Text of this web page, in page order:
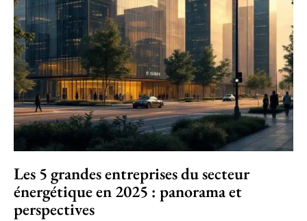
Les 5 grandes entreprises du secteur
énergétique en 2025 : panorama et
perspectives